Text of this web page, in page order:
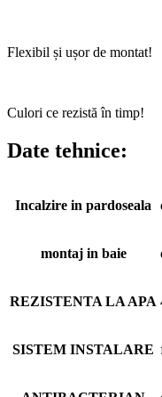
Flexibil și ușor de montat!
Culori ce rezistă în timp!
Date tehnice:
Incalzire in pardoseala
montaj in baie
REZISTENTA LA APA
SISTEM INSTALARE